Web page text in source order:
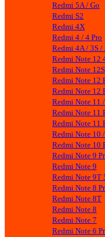
Redmi 5A / Go
Redmi S2
Redmi 4X
Redmi 4 / 4 Pro
Redmi 4A / 3S /
Redmi Note 12
Redmi Note 12S
Redmi Note 12
Redmi Note 12
Redmi Note 11
Redmi Note 11
Redmi Note 11
Redmi Note 10
Redmi Note 10
Redmi Note 9
Redmi Note 9
Redmi Note 9T
Redmi Note 8
Redmi Note 8T
Redmi Note 8
Redmi Note 7
Redmi Note 6